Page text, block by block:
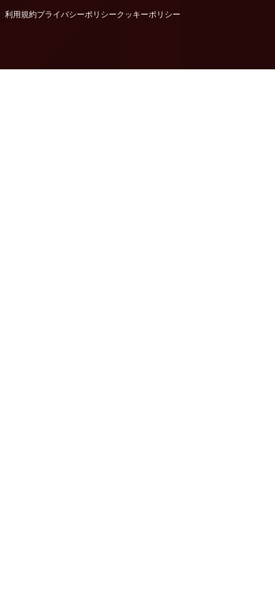
利用規約プライバシーポリシークッキーポリシー